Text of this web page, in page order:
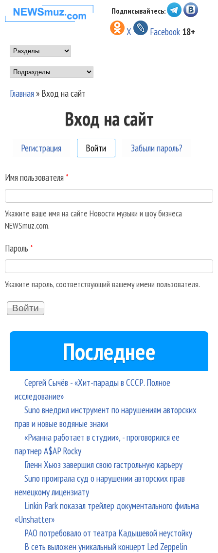
Перейти к основному
содержанию
НОВОСТИ
МУЗЫКИ И
ШОУ БИЗНЕСА
NEWSMUZ.COM
Подписывайтесь:
X Facebook 18+
Main menu
Подразделы
Вы здесь
Главная» Вход на сайт
Вход на сайт
Регистрация Войти (активная вкладка)
Забыли пароль?
Имя пользователя *
Укажите ваше имя на сайте Новости музыки и шоу бизнеса
NEWSmuz.com.
Пароль *
Укажите пароль, соответствующий вашему имени пользователя.
Последнее
Сергей Сычёв - «Хит-парады в СССР. Полное
исследование»
Suno внедрил инструмент по нарушениям авторских
прав и новые водяные знаки
«Рианна работает в студии», - проговорился ее
партнер A$AP Rocky
Гленн Хьюз завершил свою гастрольную карьеру
Suno проиграла суд о нарушении авторских прав
немецкому лицензиату
Linkin Park показал трейлер документального фильма
«Unshatter»
РАО потребовало от театра Кадышевой неустойку
В сеть выложен уникальный концерт Led Zeppelin